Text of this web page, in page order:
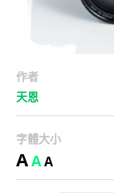
作者
天恩
字體大小
AAA